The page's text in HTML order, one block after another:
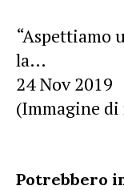
“Aspettiamo
la…
24 Nov 2019
(Immagine
Potrebbero